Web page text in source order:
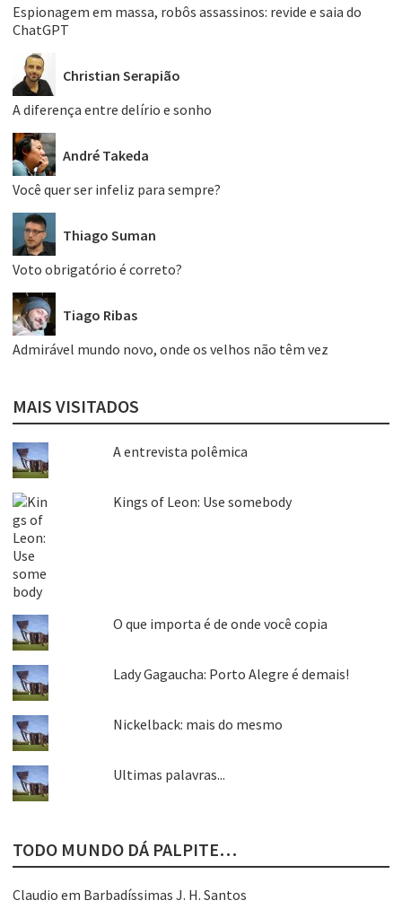
Espionagem em massa, robôs assassinos: revide e saia do
ChatGPT
Christian Serapião
A diferença entre delírio e sonho
André Takeda
Você quer ser infeliz para sempre?
Thiago Suman
Voto obrigatório é correto?
Tiago Ribas
Admirável mundo novo, onde os velhos não têm vez
MAIS VISITADOS
A entrevista polêmica
Kings of Leon: Use somebody
O que importa é de onde você copia
Lady Gagaucha: Porto Alegre é demais!
Nickelback: mais do mesmo
Ultimas palavras...
TODO MUNDO DÁ PALPITE…
Claudio em Barbadíssimas J. H. Santos